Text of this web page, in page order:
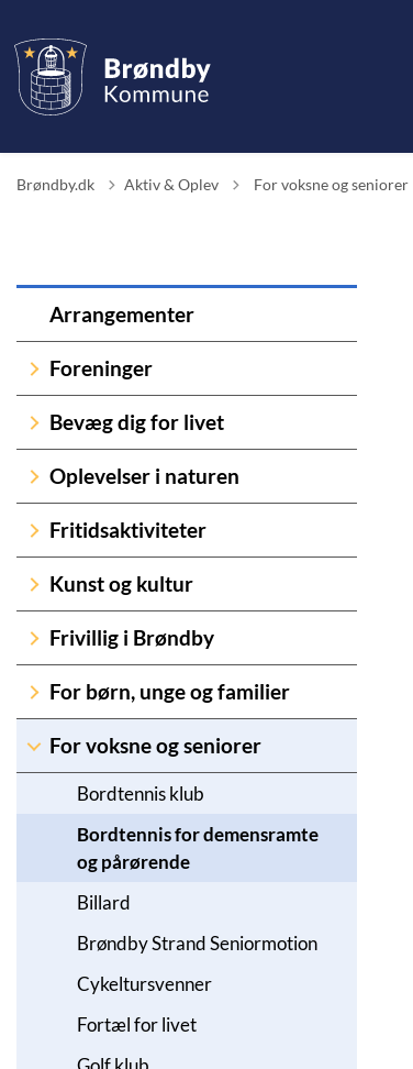
Brøndby.dk Aktiv & Oplev Tilbage til
For voksne og seniorer
Arrangementer
Foreninger
Bevæg dig for livet
Oplevelser i naturen
Fritidsaktiviteter
Kunst og kultur
Frivillig i Brøndby
For børn, unge og familier
For voksne og seniorer
Bordtennis klub
Bordtennis for demensramte
og pårørende
Billard
Brøndby Strand Seniormotion
Cykeltursvenner
Fortæl for livet